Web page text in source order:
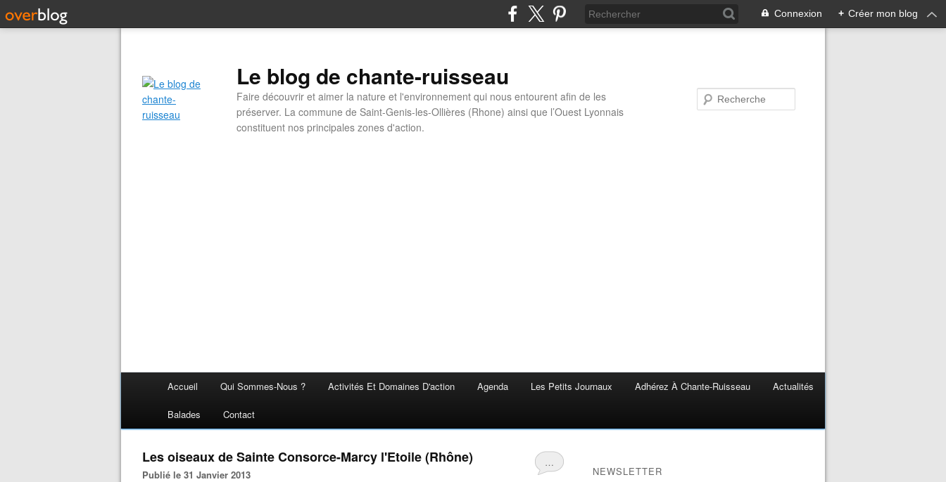
Connexion + Créer mon blog
Le blog de chante-ruisseau
Faire découvrir et aimer la nature et l'environnement qui nous entourent afin de les
préserver. La commune de Saint-Genis-les-Ollières (Rhone) ainsi que l’Ouest Lyonnais
constituent nos principales zones d'action.
Accueil Qui Sommes-Nous ? Activités Et Domaines D'action Agenda Les Petits Journaux Adhérez À Chante-Ruisseau Actualités
Balades Contact
…
Les oiseaux de Sainte Consorce-Marcy l'Etoile (Rhône)
Publié le 31 Janvier 2013 NEWSLETTER